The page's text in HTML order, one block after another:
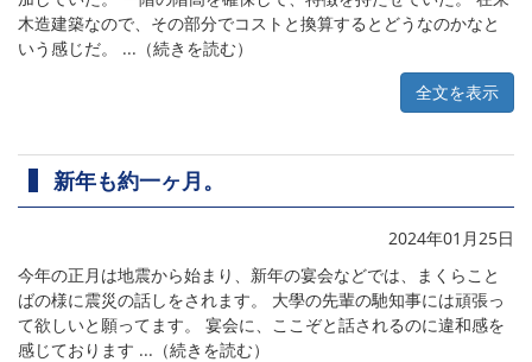
木造建築なので、その部分でコストと換算するとどうなのかなと
いう感じだ。 ...（続きを読む）
全文を表示
新年も約一ヶ月。
2024年01月25日
今年の正月は地震から始まり、新年の宴会などでは、まくらこと
ばの様に震災の話しをされます。 大學の先輩の馳知事には頑張っ
て欲しいと願ってます。 宴会に、ここぞと話されるのに違和感を
感じております ...（続きを読む）